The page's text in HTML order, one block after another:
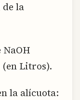
la
NaOH
Litros).
la alícuota: